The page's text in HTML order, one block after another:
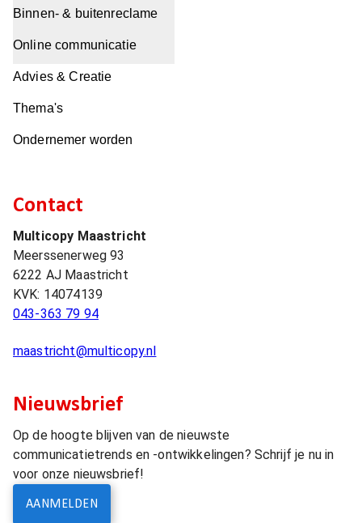
Binnen- & buitenreclame
Online communicatie
Advies & Creatie
Thema's
Ondernemer worden
Contact
Multicopy Maastricht
Meerssenerweg 93
6222 AJ Maastricht
KVK: 14074139
043-363 79 94
maastricht@multicopy.nl
Nieuwsbrief
Op de hoogte blijven van de nieuwste
communicatietrends en -ontwikkelingen? Schrijf je nu in
voor onze nieuwsbrief!
AANMELDEN